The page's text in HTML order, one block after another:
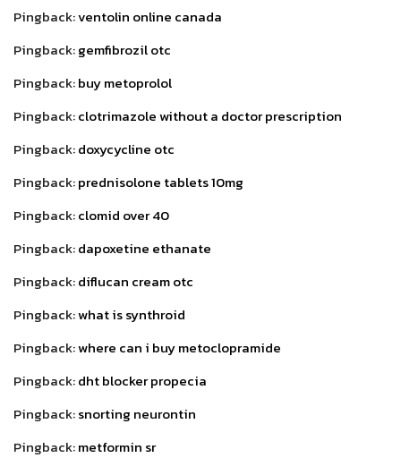
Pingback:ventolin online canada
Pingback:gemfibrozil otc
Pingback:buy metoprolol
Pingback:clotrimazole without a doctor prescription
Pingback:doxycycline otc
Pingback:prednisolone tablets 10mg
Pingback:clomid over 40
Pingback:dapoxetine ethanate
Pingback:diflucan cream otc
Pingback:what is synthroid
Pingback:where can i buy metoclopramide
Pingback:dht blocker propecia
Pingback:snorting neurontin
Pingback:metformin sr